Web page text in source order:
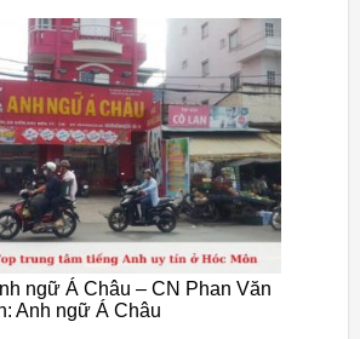
ngữ Á Châu – CN Phan Văn
Anh ngữ Á Châu